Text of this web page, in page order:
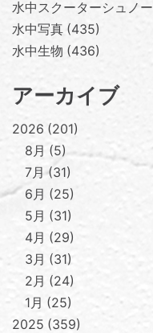
水中スクーターシュノ
水中写真 435
水中生物 436
アーカイブ
2026 201
8月
5
7月
31
6月
25
5月
31
4月
29
3月
31
2月
24
1月
25
2025 359